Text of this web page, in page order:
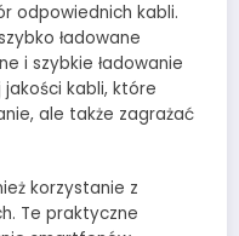
odpowiednich kabli.
ładowane
i szybkie ładowanie
jakości kabli, które
ale także zagrażać
korzystanie z
Te praktyczne